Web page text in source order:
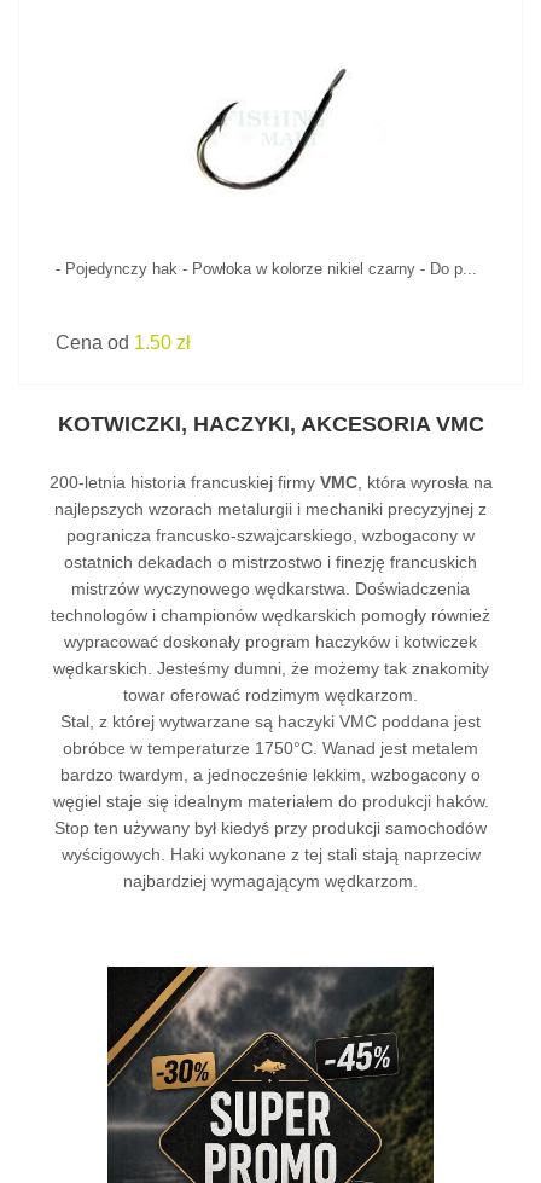
ZOBACZ PRODUKT
- Pojedynczy hak - Powłoka w kolorze nikiel czarny - Do p...
Cena od 1.50 zł
KOTWICZKI, HACZYKI, AKCESORIA VMC
200-letnia historia francuskiej firmy VMC, która wyrosła na
najlepszych wzorach metalurgii i mechaniki precyzyjnej z
pogranicza francusko-szwajcarskiego, wzbogacony w
ostatnich dekadach o mistrzostwo i finezję francuskich
mistrzów wyczynowego wędkarstwa. Doświadczenia
technologów i championów wędkarskich pomogły również
wypracować doskonały program haczyków i kotwiczek
wędkarskich. Jesteśmy dumni, że możemy tak znakomity
towar oferować rodzimym wędkarzom.
Stal, z której wytwarzane są haczyki VMC poddana jest
obróbce w temperaturze 1750°C. Wanad jest metalem
bardzo twardym, a jednocześnie lekkim, wzbogacony o
węgiel staje się idealnym materiałem do produkcji haków.
Stop ten używany był kiedyś przy produkcji samochodów
wyścigowych. Haki wykonane z tej stali stają naprzeciw
najbardziej wymagającym wędkarzom.